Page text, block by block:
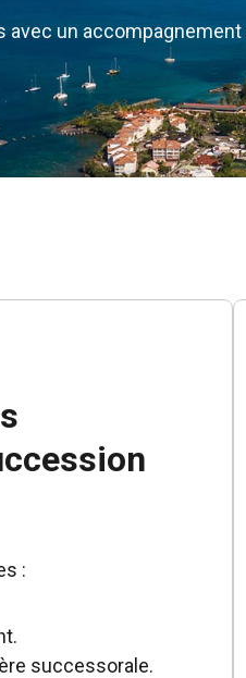
un accompagnement
:
successorale.